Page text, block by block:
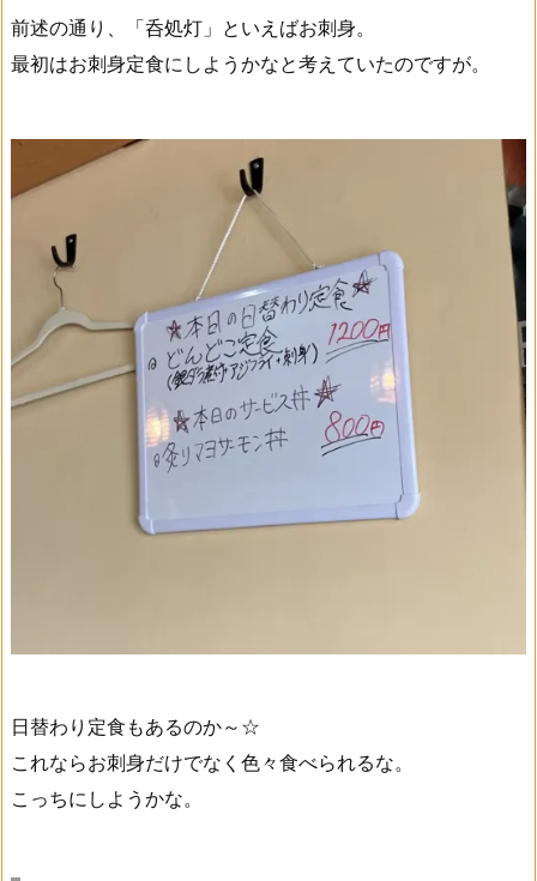
前述の通り、「呑処灯」といえばお刺身。
最初はお刺身定食にしようかなと考えていたのですが。
日替わり定食もあるのか～☆
これならお刺身だけでなく色々食べられるな。
こっちにしようかな。